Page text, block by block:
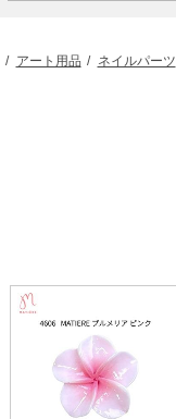
アート用品 ネイルパーツ